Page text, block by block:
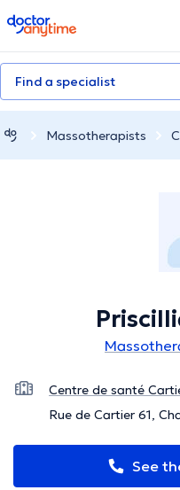
doctoranytime
Find a specialist
Massotherapists
Centre de santé
Rue de Cartier 61,
See